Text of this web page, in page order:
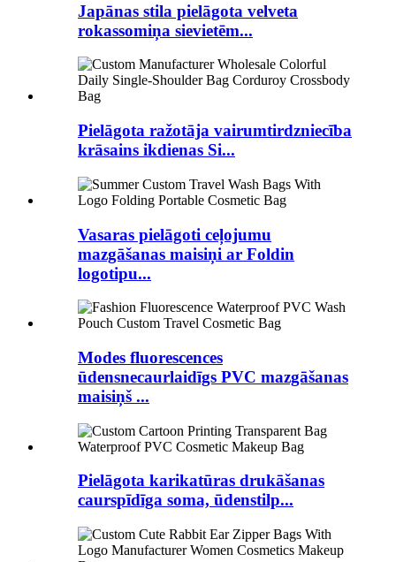
Japānas stila pielāgota velveta
rokassomiņa sievietēm...
Pielāgota ražotāja vairumtirdzniecība
krāsains ikdienas Si...
Vasaras pielāgoti ceļojumu
mazgāšanas maisiņi ar Foldin
logotipu...
Modes fluorescences
ūdensnecaurlaidīgs PVC mazgāšanas
maisiņš ...
Pielāgota karikatūras drukāšanas
caurspīdīga soma, ūdenstilp...